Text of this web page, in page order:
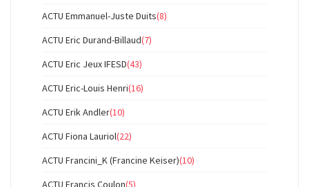
ACTU Emmanuel-Juste Duits(8)
ACTU Eric Durand-Billaud(7)
ACTU Eric Jeux IFESD(43)
ACTU Eric-Louis Henri(16)
ACTU Erik Andler(10)
ACTU Fiona Lauriol(22)
ACTU Francini_K (Francine Keiser)(10)
ACTU Francis Coulon(5)